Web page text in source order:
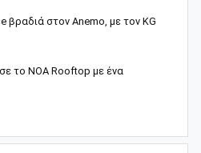
βραδιά στον Anemo, με τον KG
το NOA Rooftop με ένα